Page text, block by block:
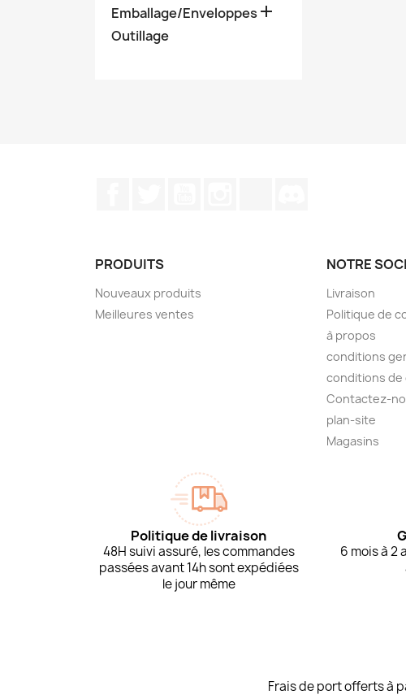
Emballage/Enveloppes
Outillage
PRODUITS
Nouveaux produits
Meilleures ventes
NOTRE
Livraison
Politique de
à propos
conditions
conditions de
Contactez-
plan-site
Magasins
Politique de livraison
48H suivi assuré, les commandes
passées avant 14h sont expédiées
le jour même
6 mois à 2
Frais de port offerts à